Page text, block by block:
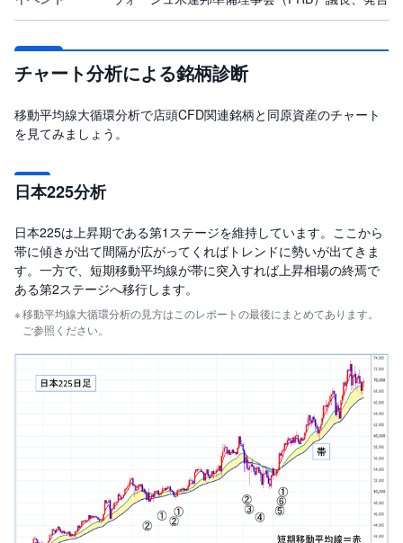
チャート分析による銘柄診断
移動平均線大循環分析で店頭CFD関連銘柄と同原資産のチャート
を見てみましょう。
日本225分析
日本225は上昇期である第1ステージを維持しています。ここから
帯に傾きが出て間隔が広がってくればトレンドに勢いが出てきま
す。一方で、短期移動平均線が帯に突入すれば上昇相場の終焉で
ある第2ステージへ移行します。
移動平均線大循環分析の見方はこのレポートの最後にまとめてあります。
ご参照ください。